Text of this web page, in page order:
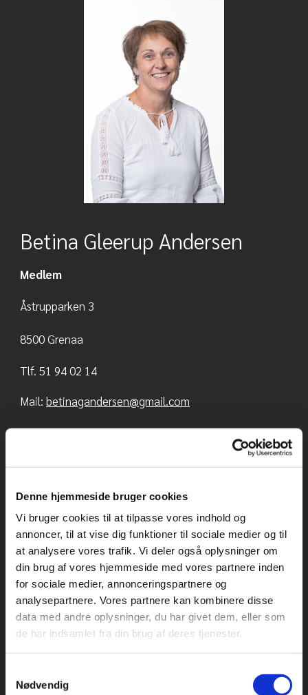
Denne hjemmeside bruger cookies
Vi bruger cookies til at tilpasse vores indhold og
annoncer, til at vise dig funktioner til sociale medier og til
at analysere vores trafik. Vi deler også oplysninger om
din brug af vores hjemmeside med vores partnere inden
for sociale medier, annonceringspartnere og
analysepartnere. Vores partnere kan kombinere disse
data med andre oplysninger, du har givet dem, eller som
de har indsamlet fra din brug af deres tjenester.
Nødvendig
Betina Gleerup Andersen
Medlem
Åstrupparken 3
8500 Grenaa
Tlf. 51 94 02 14
Mail: betinagandersen@gmail.com